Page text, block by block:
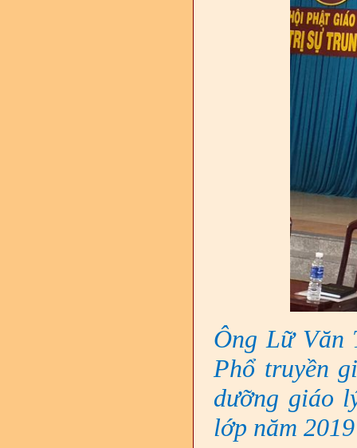
Ông Lữ Văn
Phổ truyền
dưỡng giáo
lớp năm 2019